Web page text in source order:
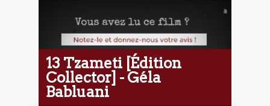
13 Tzameti [Édition
Collector] - Géla
Babluani